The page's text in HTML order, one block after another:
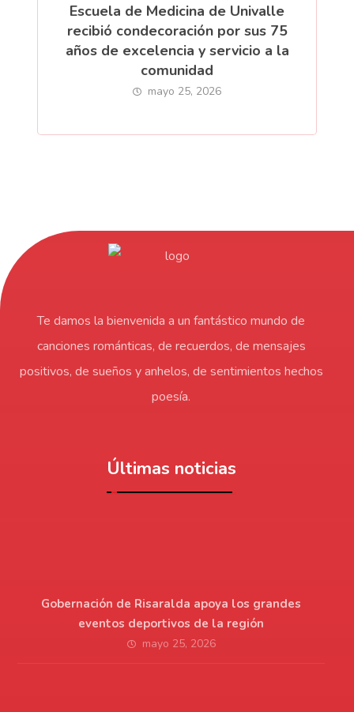
Escuela de Medicina de Univalle
recibió condecoración por sus 75
años de excelencia y servicio a la
comunidad
mayo 25, 2026
Te damos la bienvenida a un fantástico mundo de
canciones románticas, de recuerdos, de mensajes
positivos, de sueños y anhelos, de sentimientos hechos
poesía.
Últimas noticias
Gobernación de Risaralda apoya los grandes
eventos deportivos de la región
mayo 25, 2026